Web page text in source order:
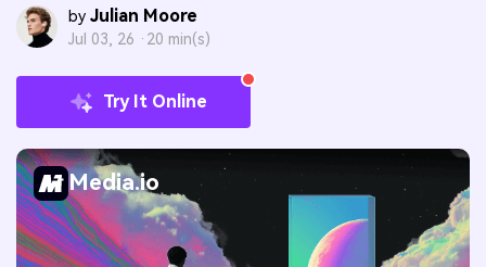
by Julian Moore
Jul 03, 26 · 20 min(s)
Try It Online
Media.io